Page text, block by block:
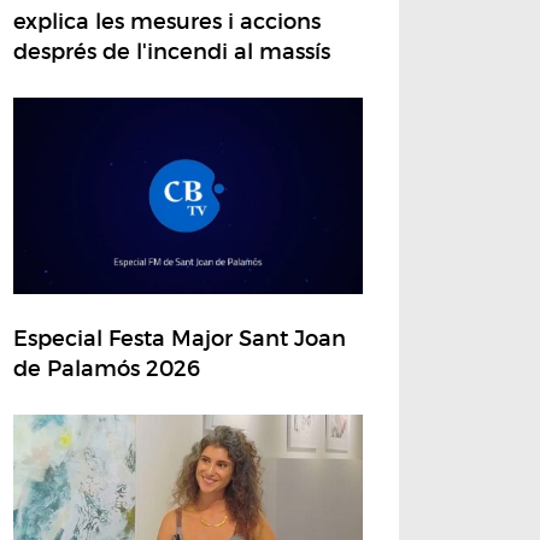
explica les mesures i accions
després de l'incendi al massís
Especial Festa Major Sant Joan
de Palamós 2026